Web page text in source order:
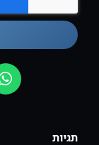
תגיות